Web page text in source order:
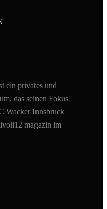
ein privates und
das seinen Fokus
Wacker Innsbruck
magazin im